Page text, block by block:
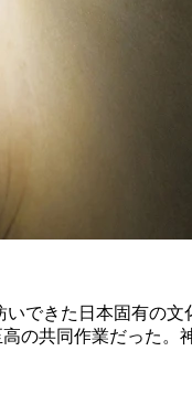
いできた日本固有の
の共同作業だった。